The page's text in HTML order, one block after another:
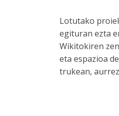
Lotutako
egituran ezta
Wikitokiren
eta espazioa
trukean,